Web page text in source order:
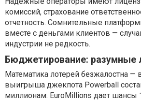
комиссий, страхование
отчетность. Сомнительные
вместе с деньгами клиентов —
индустрии не редкость.
Бюджетирование: разумные
Математика лотерей безжалостна —
выигрыша джекпота Powerball
миллионам. EuroMillions дает шансы